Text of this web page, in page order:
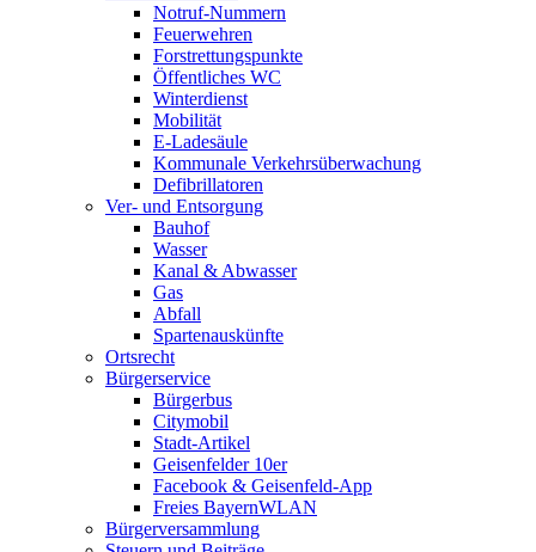
Notruf-Nummern
Feuerwehren
Forstrettungspunkte
Öffentliches WC
Winterdienst
Mobilität
E-Ladesäule
Kommunale Verkehrsüberwachung
Defibrillatoren
Ver- und Entsorgung
Bauhof
Wasser
Kanal & Abwasser
Gas
Abfall
Spartenauskünfte
Ortsrecht
Bürgerservice
Bürgerbus
Citymobil
Stadt-Artikel
Geisenfelder 10er
Facebook & Geisenfeld-App
Freies BayernWLAN
Bürgerversammlung